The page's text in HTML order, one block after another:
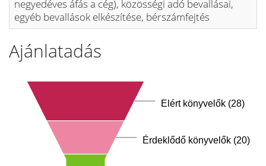
negyedéves áfás a cég), közösségi adó bevallásai,
egyéb bevallások elkészítése, bérszámfejtés
Ajánlatadás
Elért könyvelők (28)
Érdeklődő könyvelők (20)